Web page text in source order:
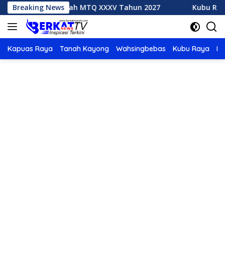
Langsung
ke
konten
Breaking News
Rumah MTQ XXXV Tahun 2027 Kubu Raya
Kapuas Raya Tanah Kayong Wahsingbebas Kubu Raya